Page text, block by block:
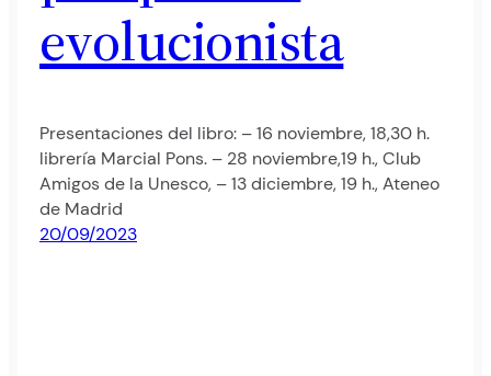
evolucionista
Presentaciones del libro: – 16 noviembre, 18,30 h.
librería Marcial Pons. – 28 noviembre,19 h., Club
Amigos de la Unesco, – 13 diciembre, 19 h., Ateneo
de Madrid
20/09/2023